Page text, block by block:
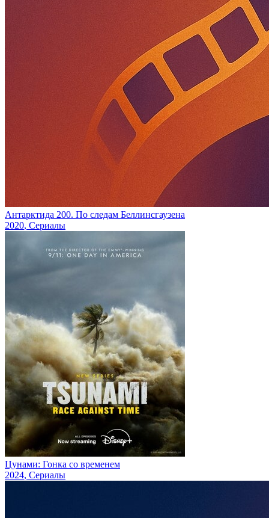
Антарктида 200. По следам Беллинсгаузена
2020, Сериалы
Цунами: Гонка со временем
2024, Сериалы